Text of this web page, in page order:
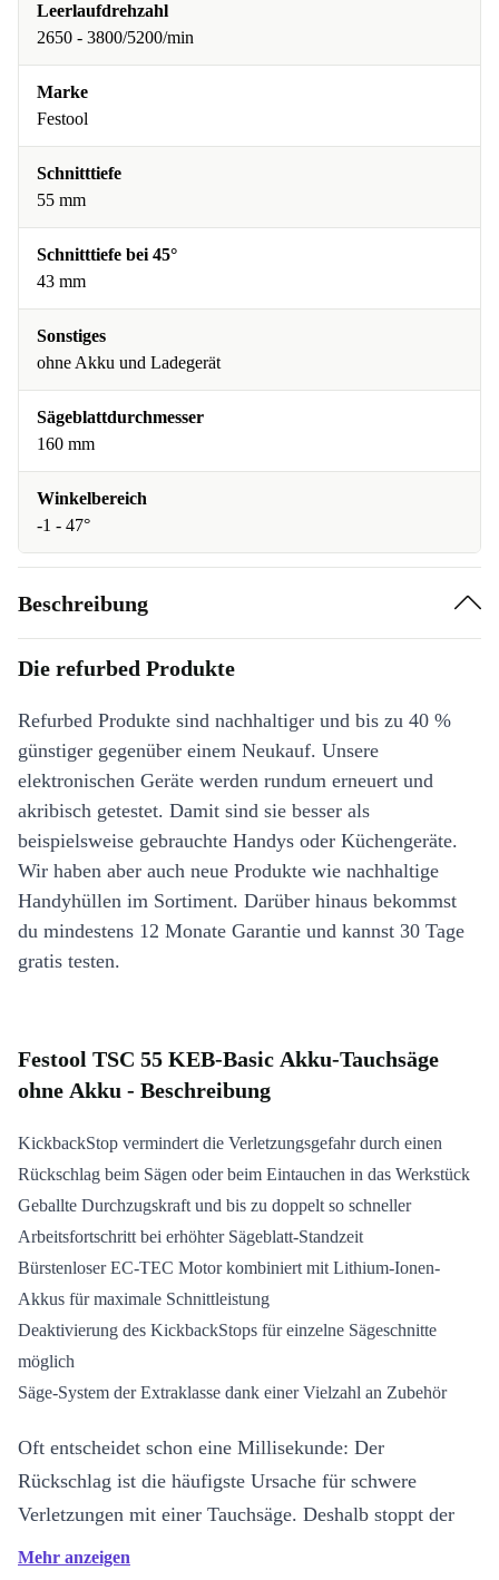
Leerlaufdrehzahl
2650 - 3800/5200/min
Marke
Festool
Schnitttiefe
55 mm
Schnitttiefe bei 45°
43 mm
Sonstiges
ohne Akku und Ladegerät
Sägeblattdurchmesser
160 mm
Winkelbereich
-1 - 47°
Beschreibung
Die refurbed Produkte
Refurbed Produkte sind nachhaltiger und bis zu 40 %
günstiger gegenüber einem Neukauf. Unsere
elektronischen Geräte werden rundum erneuert und
akribisch getestet. Damit sind sie besser als
beispielsweise gebrauchte Handys oder Küchengeräte.
Wir haben aber auch neue Produkte wie nachhaltige
Handyhüllen im Sortiment. Darüber hinaus bekommst
du mindestens 12 Monate Garantie und kannst 30 Tage
gratis testen.
Festool TSC 55 KEB-Basic Akku-Tauchsäge
ohne Akku - Beschreibung
KickbackStop vermindert die Verletzungsgefahr durch einen
Rückschlag beim Sägen oder beim Eintauchen in das Werkstück
Geballte Durchzugskraft und bis zu doppelt so schneller
Arbeitsfortschritt bei erhöhter Sägeblatt-Standzeit
Bürstenloser EC-TEC Motor kombiniert mit Lithium-Ionen-
Akkus für maximale Schnittleistung
Deaktivierung des KickbackStops für einzelne Sägeschnitte
möglich
Säge-System der Extraklasse dank einer Vielzahl an Zubehör
Oft entscheidet schon eine Millisekunde: Der
Rückschlag ist die häufigste Ursache für schwere
Verletzungen mit einer Tauchsäge. Deshalb stoppt der
einzigartige KickbackStop das Sägeblatt der refurbed
Mehr anzeigen